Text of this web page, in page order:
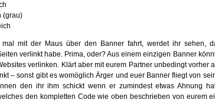
(grau)
mit der Maus über den Banner fahrt, werdet ihr sehen,
verlinkt habe. Prima, oder? Aus einem einzigen Banner
verlinken. Klärt aber mit eurem Partner unbedingt vorher
– sonst gibt es womöglich Ärger und euer Banner fliegt von
den ihr ihm schickt wenn er zumindest etwas Ahnung
den kompletten Code wie oben beschrieben von eurem